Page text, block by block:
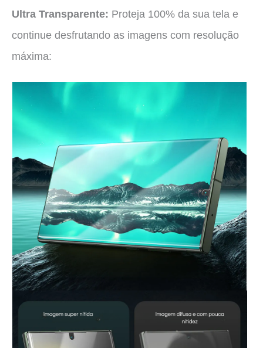
Ultra Transparente: Proteja 100% da sua tela e
continue desfrutando as imagens com resolução
máxima: